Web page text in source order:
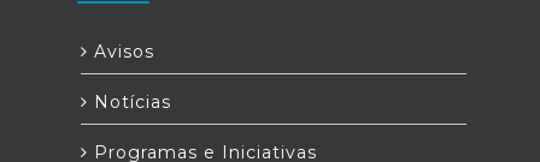
Avisos
Notícias
Programas e Iniciativas